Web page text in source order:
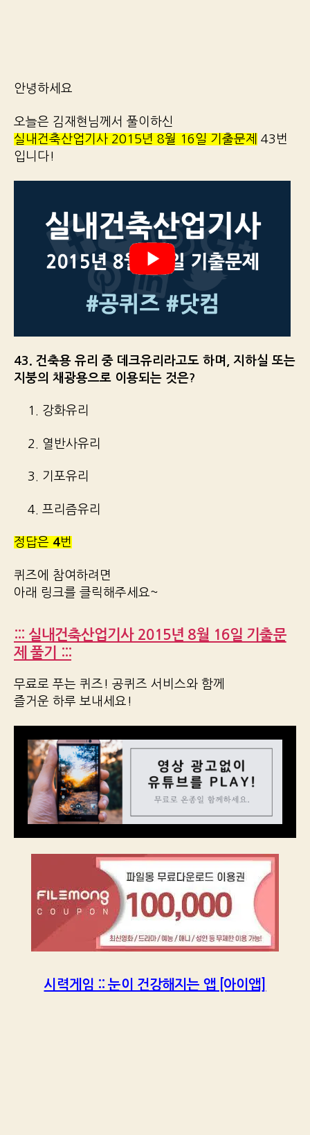
안녕하세요
오늘은 김재현님께서 풀이하신
실내건축산업기사 2015년 8월 16일 기출문제
43번
입니다!
43. 건축용 유리 중 데크유리라고도 하며, 지하실 또는
지붕의 채광용으로 이용되는 것은?
1. 강화유리
2. 열반사유리
3. 기포유리
4. 프리즘유리
정답은 4번
퀴즈에 참여하려면
아래 링크를 클릭해주세요~
::: 실내건축산업기사 2015년 8월 16일 기출문
제 풀기 :::
무료로 푸는 퀴즈! 공퀴즈 서비스와 함께
즐거운 하루 보내세요!
시력게임 :: 눈이 건강해지는 앱 [아이앱]